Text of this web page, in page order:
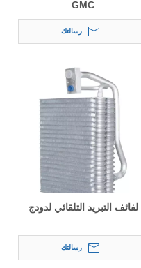
GMC
رسالتك
لفائف التبريد التلقائي لدودج
رسالتك